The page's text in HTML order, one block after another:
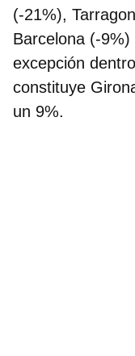
(-21%),
Barcelona (-9%)
excepción
constituye
un 9%.